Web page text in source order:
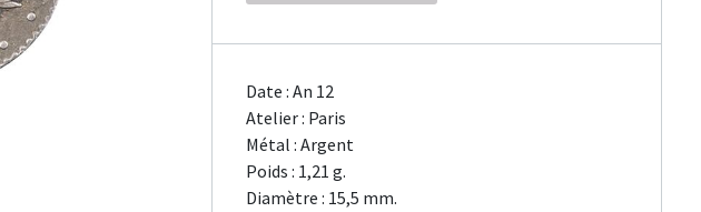
Date : An 12
Atelier : Paris
Métal : Argent
Poids : 1,21 g.
Diamètre : 15,5 mm.